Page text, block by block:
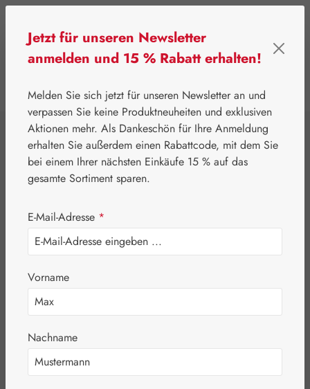
⌂ Gall Pharma OSP22®
OSP22® Motion
Plus Kapseln
Bildergalerie überspringen
Jetzt für unseren Newsletter
anmelden und 15 % Rabatt erhalten!
Melden Sie sich jetzt für unseren Newsletter an und
verpassen Sie keine Produktneuheiten und exklusiven
Aktionen mehr. Als Dankeschön für Ihre Anmeldung
erhalten Sie außerdem einen Rabattcode, mit dem Sie
bei einem Ihrer nächsten Einkäufe 15 % auf das
gesamte Sortiment sparen.
E-Mail-Adresse *
Vorname
Nachname